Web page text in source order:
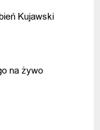
Kujawski
na żywo